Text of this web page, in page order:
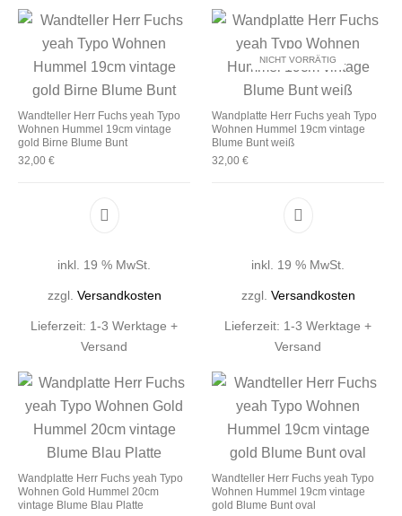
Wandteller Herr Fuchs yeah Typo
Wohnen Hummel 19cm vintage
gold Birne Blume Bunt
32,00 €
inkl. 19 % MwSt.
zzgl. Versandkosten
Lieferzeit: 1-3 Werktage +
Versand
NICHT VORRÄTIG
Wandplatte Herr Fuchs yeah Typo
Wohnen Hummel 19cm vintage
Blume Bunt weiß
32,00 €
inkl. 19 % MwSt.
zzgl. Versandkosten
Lieferzeit: 1-3 Werktage +
Versand
Wandplatte Herr Fuchs yeah Typo
Wohnen Gold Hummel 20cm
vintage Blume Blau Platte
Wandteller Herr Fuchs yeah Typo
Wohnen Hummel 19cm vintage
gold Blume Bunt oval